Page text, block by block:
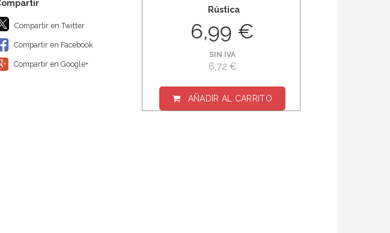
Compartir en Twitter
Compartir en Facebook
Compartir en Google+
Rústica
6,99 €
SIN IVA
6,72 €
AÑADIR AL CARRITO